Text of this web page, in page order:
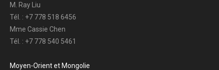
M. Ray Liu
Tél. : +7 778 518 6456
Mme Cassie Chen
Tél. : +7 778 540 5461
Moyen-Orient et Mongolie